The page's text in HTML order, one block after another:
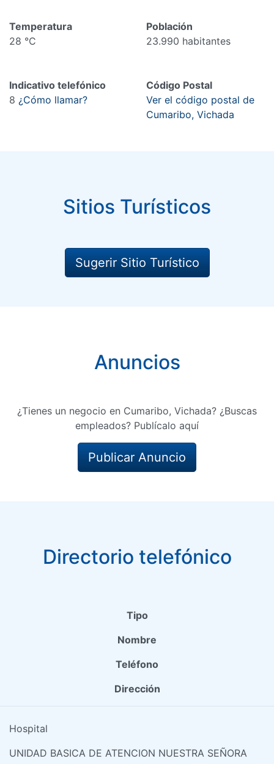
Temperatura
28 °C
Población
23.990 habitantes
Indicativo telefónico
8 ¿Cómo llamar?
Código Postal
Ver el código postal de
Cumaribo, Vichada
Sitios Turísticos
Sugerir Sitio Turístico
Anuncios
¿Tienes un negocio en Cumaribo, Vichada? ¿Buscas
empleados? Publícalo aquí
Publicar Anuncio
Directorio telefónico
Tipo
Nombre
Teléfono
Dirección
Hospital
UNIDAD BASICA DE ATENCION NUESTRA SEÑORA